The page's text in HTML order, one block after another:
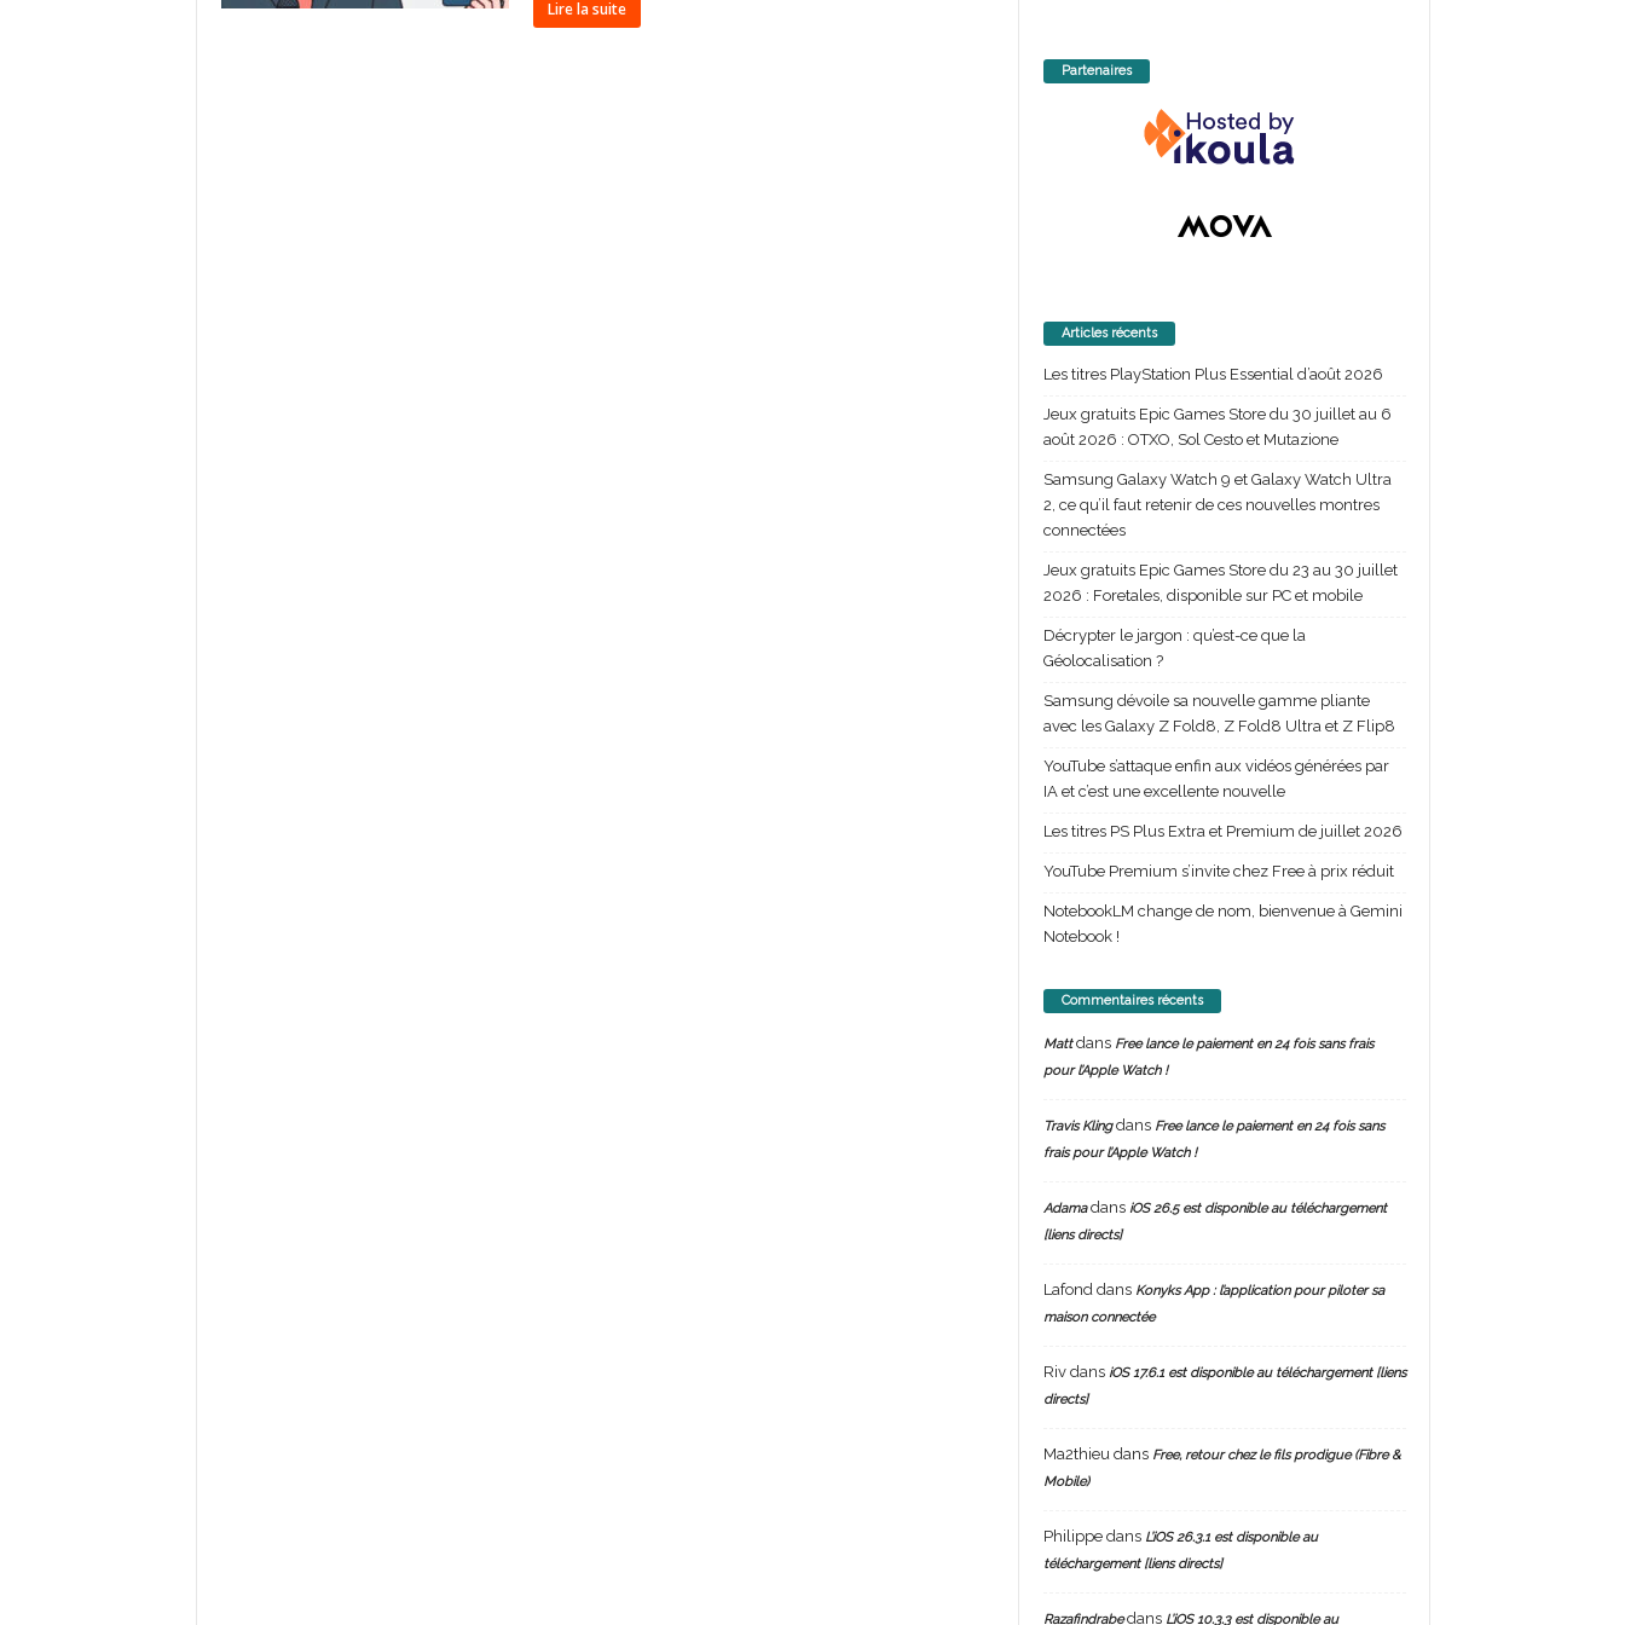
Lire la suite
Partenaires
Articles récents
Les titres PlayStation Plus Essential d’août 2026
Jeux gratuits Epic Games Store du 30 juillet au 6
août 2026 : OTXO, Sol Cesto et Mutazione
Samsung Galaxy Watch 9 et Galaxy Watch Ultra
2, ce qu’il faut retenir de ces nouvelles montres
connectées
Jeux gratuits Epic Games Store du 23 au 30 juillet
2026 : Foretales, disponible sur PC et mobile
Décrypter le jargon : qu’est-ce que la
Géolocalisation ?
Samsung dévoile sa nouvelle gamme pliante
avec les Galaxy Z Fold8, Z Fold8 Ultra et Z Flip8
YouTube s’attaque enfin aux vidéos générées par
IA et c’est une excellente nouvelle
Les titres PS Plus Extra et Premium de juillet 2026
YouTube Premium s’invite chez Free à prix réduit
NotebookLM change de nom, bienvenue à Gemini
Notebook !
Commentaires récents
Mattdans Free lance le paiement en 24 fois sans frais
pour l’Apple Watch !
Travis Klingdans Free lance le paiement en 24 fois sans
frais pour l’Apple Watch !
Adamadans iOS 26.5 est disponible au téléchargement
[liens directs]
Lafond dans Konyks App : l’application pour piloter sa
maison connectée
Rivdans iOS 17.6.1 est disponible au téléchargement [liens
directs]
Ma2thieu dans Free, retour chez le fils prodigue (Fibre &
Mobile)
Philippedans L’iOS 26.3.1 est disponible au
téléchargement [liens directs]
Razafindrabedans L’iOS 10.3.3 est disponible au